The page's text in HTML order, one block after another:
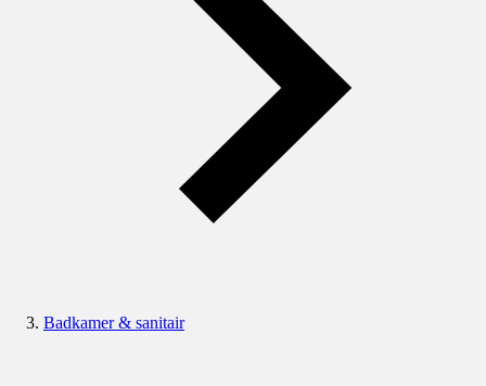
Badkamer & sanitair